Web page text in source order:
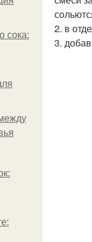
сока:
2. в
3.